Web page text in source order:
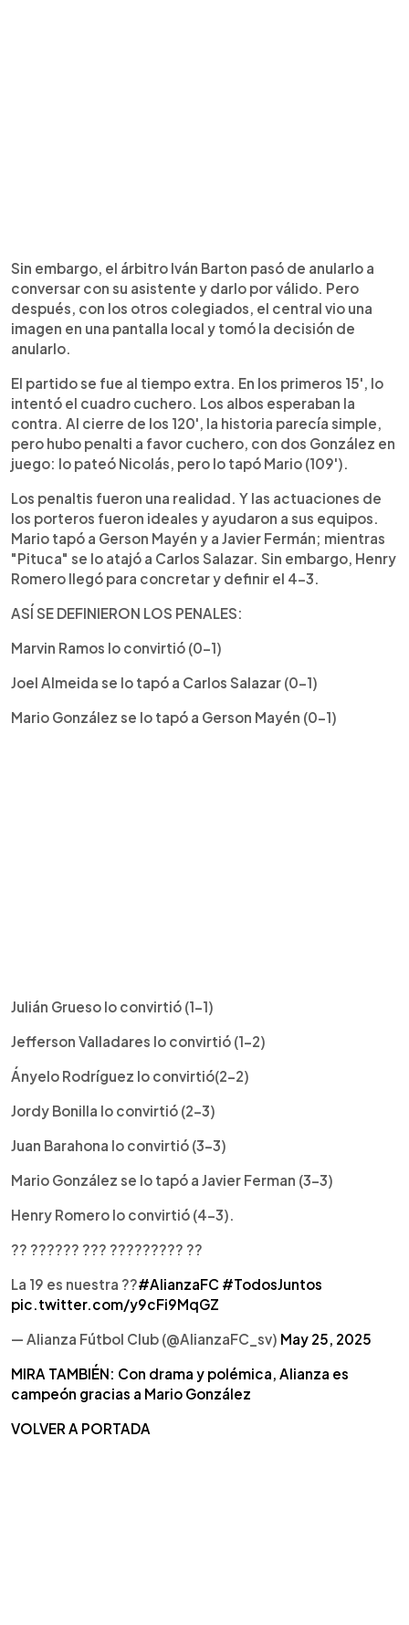
Sin embargo, el árbitro Iván Barton pasó de anularlo a
conversar con su asistente y darlo por válido. Pero
después, con los otros colegiados, el central vio una
imagen en una pantalla local y tomó la decisión de
anularlo.
El partido se fue al tiempo extra. En los primeros 15', lo
intentó el cuadro cuchero. Los albos esperaban la
contra. Al cierre de los 120', la historia parecía simple,
pero hubo penalti a favor cuchero, con dos González en
juego: lo pateó Nicolás, pero lo tapó Mario (109').
Los penaltis fueron una realidad. Y las actuaciones de
los porteros fueron ideales y ayudaron a sus equipos.
Mario tapó a Gerson Mayén y a Javier Fermán; mientras
"Pituca" se lo atajó a Carlos Salazar. Sin embargo, Henry
Romero llegó para concretar y definir el 4-3.
ASÍ SE DEFINIERON LOS PENALES:
Marvin Ramos lo convirtió (0-1)
Joel Almeida se lo tapó a Carlos Salazar (0-1)
Mario González se lo tapó a Gerson Mayén (0-1)
Julián Grueso lo convirtió (1-1)
Jefferson Valladares lo convirtió (1-2)
Ányelo Rodríguez lo convirtió(2-2)
Jordy Bonilla lo convirtió (2-3)
Juan Barahona lo convirtió (3-3)
Mario González se lo tapó a Javier Ferman (3-3)
Henry Romero lo convirtió (4-3).
?? ?????? ??? ????????? ?️?
La 19 es nuestra ??#AlianzaFC #TodosJuntos
pic.twitter.com/y9cFi9MqGZ
— Alianza Fútbol Club (@AlianzaFC_sv) May 25, 2025
MIRA TAMBIÉN: Con drama y polémica, Alianza es
campeón gracias a Mario González
VOLVER A PORTADA